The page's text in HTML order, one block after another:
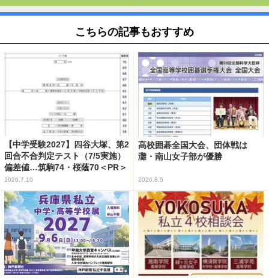
こちらの記事もおすすめ
【中学受験2027】四谷大塚、第2
回合不合判定テスト（7/5実施）
偏差値…筑駒74・桜蔭70＜PR＞
2026.7.10
高校囲碁全国大会、団体戦は
灘・南山女子部が優勝
2026.8.5